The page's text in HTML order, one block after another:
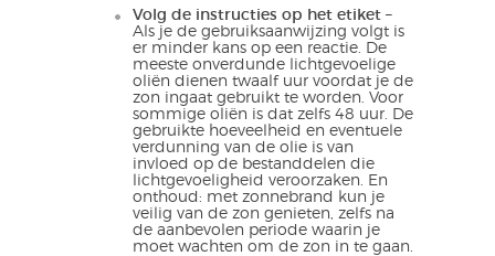
Volg de instructies op het etiket –
Als je de gebruiksaanwijzing volgt is
er minder kans op een reactie. De
meeste onverdunde lichtgevoelige
oliën dienen twaalf uur voordat je de
zon ingaat gebruikt te worden. Voor
sommige oliën is dat zelfs 48 uur. De
gebruikte hoeveelheid en eventuele
verdunning van de olie is van
invloed op de bestanddelen die
lichtgevoeligheid veroorzaken. En
onthoud: met zonnebrand kun je
veilig van de zon genieten, zelfs na
de aanbevolen periode waarin je
moet wachten om de zon in te gaan.